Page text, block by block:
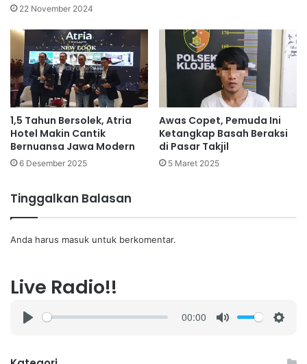
22 November 2024
1,5 Tahun Bersolek, Atria
Hotel Makin Cantik
Bernuansa Jawa Modern
6 Desember 2025
Awas Copet, Pemuda Ini
Ketangkap Basah Beraksi
di Pasar Takjil
5 Maret 2025
Tinggalkan Balasan
Anda harus masuk untuk berkomentar.
Live Radio!!
a
00:00